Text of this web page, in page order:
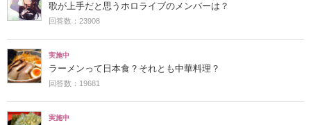
歌が上手だと思うホロライブのメンバーは？
回答数：23908
実施中
ラーメンって日本食？それとも中華料理？
回答数：19681
実施中